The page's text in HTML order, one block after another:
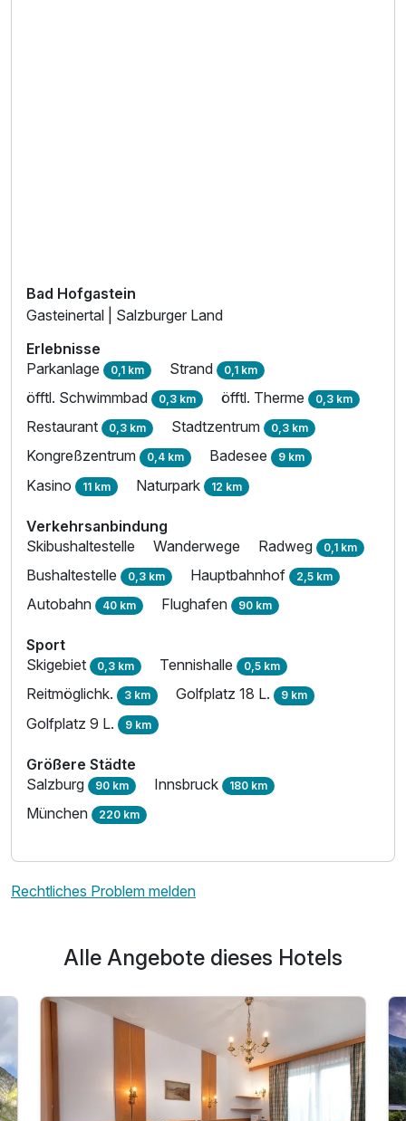
Bad Hofgastein
Gasteinertal | Salzburger Land
Erlebnisse
Parkanlage 0,1 km Strand 0,1 km
öfftl. Schwimmbad 0,3 km öfftl. Therme 0,3 km
Restaurant 0,3 km Stadtzentrum 0,3 km
Kongreßzentrum 0,4 km Badesee 9 km
Kasino 11 km Naturpark 12 km
Verkehrsanbindung
Skibushaltestelle
Wanderwege Radweg 0,1 km
Bushaltestelle 0,3 km Hauptbahnhof 2,5 km
Autobahn 40 km Flughafen 90 km
Sport
Skigebiet 0,3 km Tennishalle 0,5 km
Reitmöglichk. 3 km Golfplatz 18 L. 9 km
Golfplatz 9 L. 9 km
Größere Städte
Salzburg 90 km Innsbruck 180 km
München 220 km
Rechtliches Problem melden
Alle Angebote dieses Hotels